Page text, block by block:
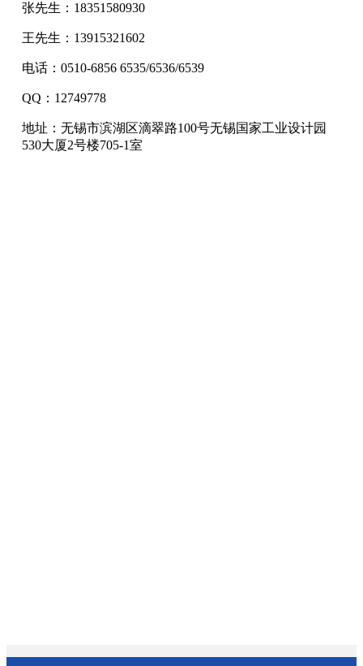
张先生：18351580930
王先生：13915321602
电话：0510-6856 6535/6536/6539
QQ：12749778
地址：无锡市滨湖区滴翠路100号无锡国家工业设计园
530大厦2号楼705-1室